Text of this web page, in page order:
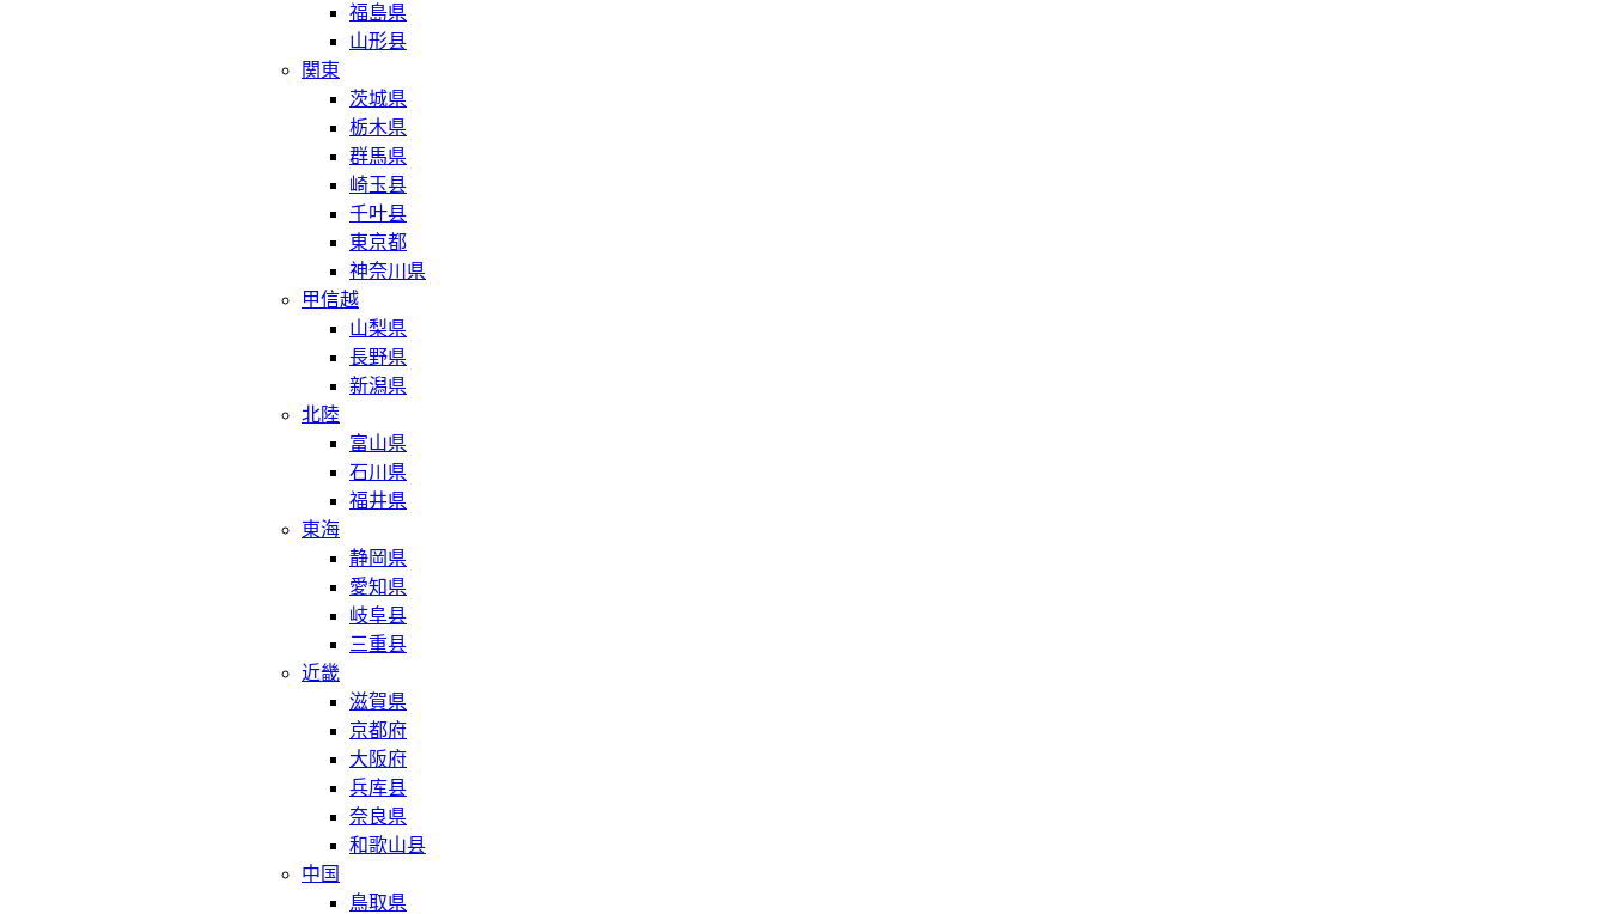
福島県
山形县
関東
茨城県
栃木県
群馬県
崎玉县
千叶县
東京都
神奈川県
甲信越
山梨県
長野県
新潟県
北陸
富山県
石川県
福井県
東海
静岡県
愛知県
岐阜县
三重县
近畿
滋賀県
京都府
大阪府
兵库县
奈良県
和歌山县
中国
鳥取県